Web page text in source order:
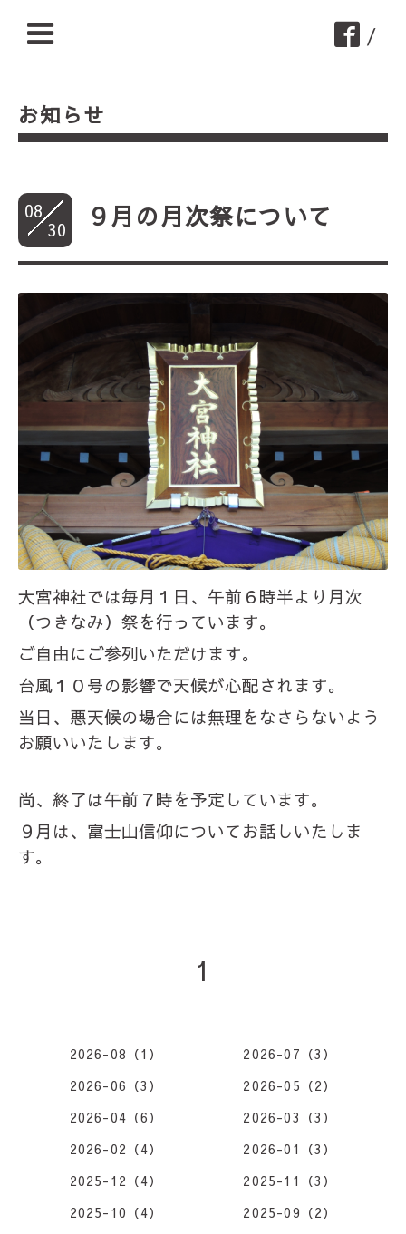
/
お知らせ
08
30
９月の月次祭について
大宮神社では毎月１日、午前６時半より月次
（つきなみ）祭を行っています。
ご自由にご参列いただけます。
台風１０号の影響で天候が心配されます。
当日、悪天候の場合には無理をなさらないよう
お願いいたします。
尚、終了は午前７時を予定しています。
９月は、富士山信仰についてお話しいたしま
す。
1
2026-08（1）
2026-07（3）
2026-06（3）
2026-05（2）
2026-04（6）
2026-03（3）
2026-02（4）
2026-01（3）
2025-12（4）
2025-11（3）
2025-10（4）
2025-09（2）